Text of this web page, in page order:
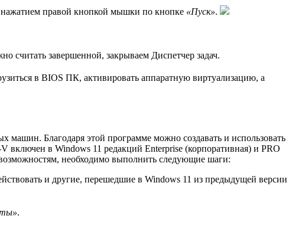
правой кнопкой мышки по кнопке «Пуск».
считать завершенной, закрываем Диспетчер задач.
в BIOS ПК, активировать аппаратную виртуализацию, а
машин. Благодаря этой программе можно создавать и использовать
в Windows 11 редакций Enterprise (корпоративная) и PRO
необходимо выполнить следующие шаги:
и другие, перешедшие в Windows 11 из предыдущей версии
.